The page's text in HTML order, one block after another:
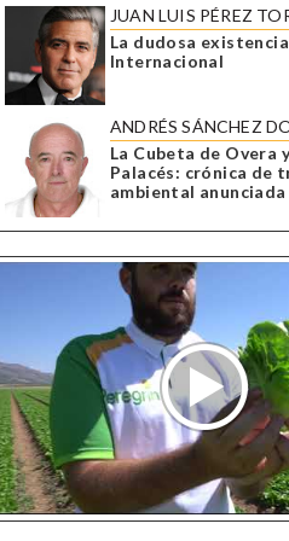
JUAN LUIS PÉREZ
La dudosa
Internacional
ANDRÉS SÁNCHEZ
La Cubeta de Overa
Palacés: crónica de
ambiental anunciada